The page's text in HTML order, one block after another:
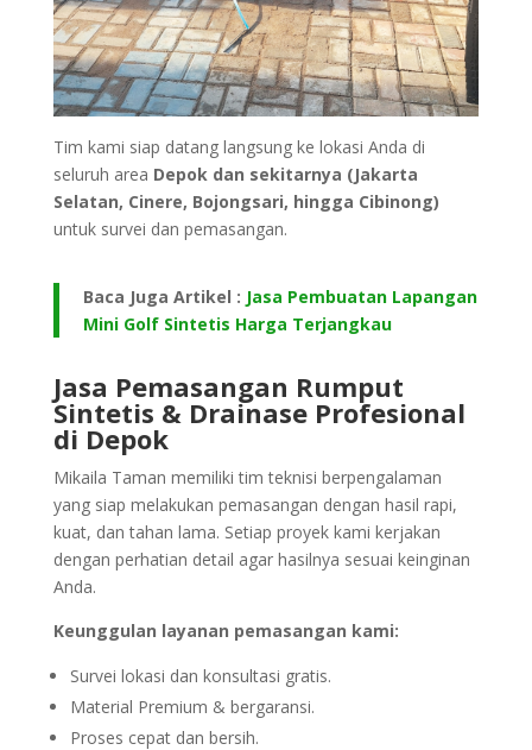
Tim kami siap datang langsung ke lokasi Anda di
seluruh area Depok dan sekitarnya (Jakarta
Selatan, Cinere, Bojongsari, hingga Cibinong)
untuk survei dan pemasangan.
Baca Juga Artikel : Jasa Pembuatan Lapangan
Mini Golf Sintetis Harga Terjangkau
Jasa Pemasangan Rumput
Sintetis & Drainase Profesional
di Depok
Mikaila Taman memiliki tim teknisi berpengalaman
yang siap melakukan pemasangan dengan hasil rapi,
kuat, dan tahan lama. Setiap proyek kami kerjakan
dengan perhatian detail agar hasilnya sesuai keinginan
Anda.
Keunggulan layanan pemasangan kami:
Survei lokasi dan konsultasi gratis.
Material Premium & bergaransi.
Proses cepat dan bersih.